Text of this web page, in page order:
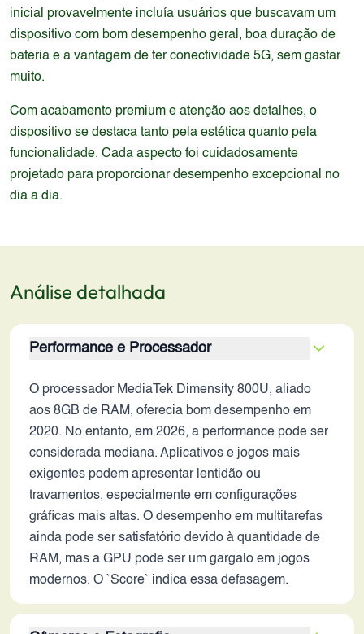
inicial provavelmente incluía usuários que buscavam um
dispositivo com bom desempenho geral, boa duração de
bateria e a vantagem de ter conectividade 5G, sem gastar
muito.
Com acabamento premium e atenção aos detalhes, o
dispositivo se destaca tanto pela estética quanto pela
funcionalidade. Cada aspecto foi cuidadosamente
projetado para proporcionar desempenho excepcional no
dia a dia.
Análise detalhada
Performance e Processador
O processador MediaTek Dimensity 800U, aliado
aos 8GB de RAM, oferecia bom desempenho em
2020. No entanto, em 2026, a performance pode ser
considerada mediana. Aplicativos e jogos mais
exigentes podem apresentar lentidão ou
travamentos, especialmente em configurações
gráficas mais altas. O desempenho em multitarefas
ainda pode ser satisfatório devido à quantidade de
RAM, mas a GPU pode ser um gargalo em jogos
modernos. O `Score` indica essa defasagem.